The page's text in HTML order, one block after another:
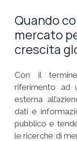
Quando
mercato
crescita
Con il
riferimento ad
esterna
dati e
pubblico e
le ricerche di